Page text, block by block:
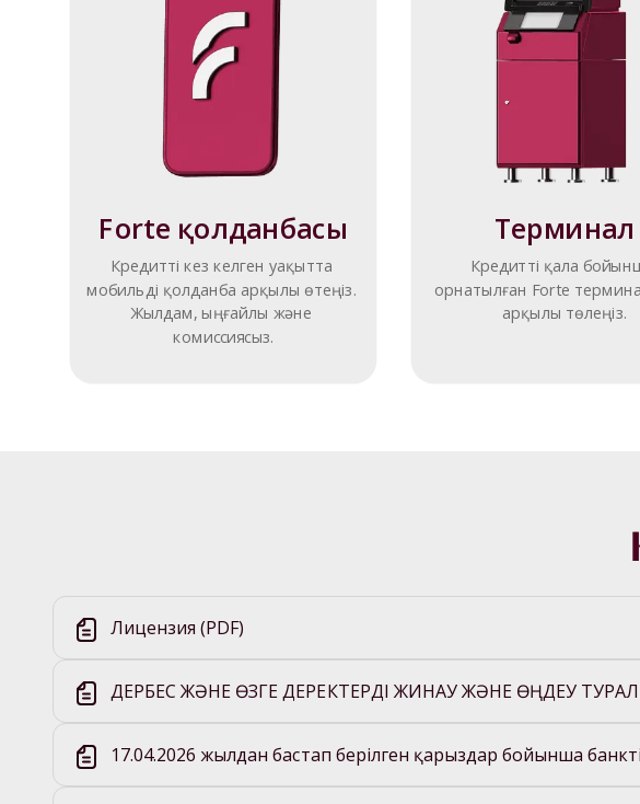
Forte қолданбасы
Кредитті кез келген уақытта
мобильді қолданба арқылы өтеңіз.
Жылдам, ыңғайлы және
комиссиясыз.
Терминал
Кредитті қала
орнатылған Forte
арқылы төлеңіз.
Лицензия (PDF)
ДЕРБЕС ЖӘНЕ ӨЗГЕ ДЕРЕКТЕРДІ ЖИНАУ ЖӘНЕ ӨҢДЕУ
17.04.2026 жылдан бастап берілген қарыздар бойынша